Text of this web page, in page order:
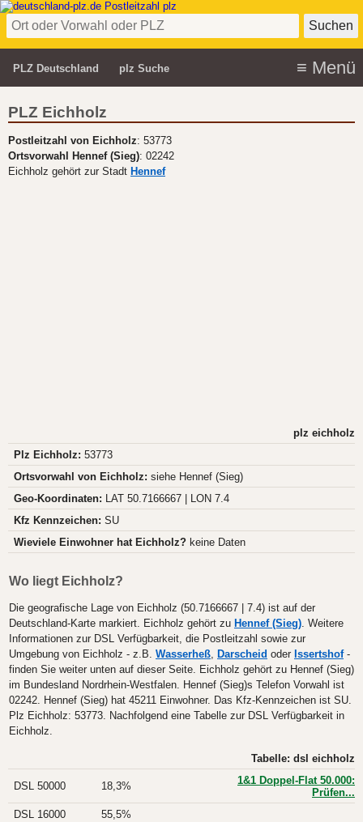
PLZ Deutschland plz Suche
PLZ Eichholz
Postleitzahl von Eichholz: 53773
Ortsvorwahl Hennef (Sieg): 02242
Eichholz gehört zur Stadt Hennef
plz eichholz
Plz Eichholz: 53773
Ortsvorwahl von Eichholz: siehe Hennef (Sieg)
Geo-Koordinaten: LAT 50.7166667 | LON 7.4
Kfz Kennzeichen: SU
Wieviele Einwohner hat Eichholz? keine Daten
Wo liegt Eichholz?
Die geografische Lage von Eichholz (50.7166667 | 7.4) ist auf der
Deutschland-Karte markiert. Eichholz gehört zu Hennef (Sieg). Weitere
Informationen zur DSL Verfügbarkeit, die Postleitzahl sowie zur
Umgebung von Eichholz - z.B. Wasserheß, Darscheid oder Issertshof-
finden Sie weiter unten auf dieser Seite. Eichholz gehört zu Hennef (Sieg)
im Bundesland Nordrhein-Westfalen. Hennef (Sieg)s Telefon Vorwahl ist
02242. Hennef (Sieg) hat 45211 Einwohner. Das Kfz-Kennzeichen ist SU.
Plz Eichholz: 53773. Nachfolgend eine Tabelle zur DSL Verfügbarkeit in
Eichholz.
Tabelle: dsl eichholz
DSL 50000 18,3%
1&1 Doppel-Flat 50.000:
Prüfen...
DSL 16000
55,5%